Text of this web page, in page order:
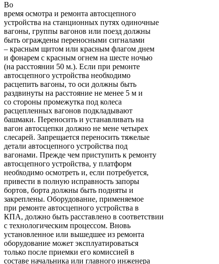
Во
время осмотра и ремонта автосцепного
устройства на станционных путях одиночные
вагоны, группы вагонов или поезд должны
быть ограждены переносными сигналами
– красным щитом или красным флагом днем
и фонарем с красным огнем на шесте ночью
(на расстоянии 50 м.). Если при ремонте
автосцепного устройства необходимо
расцепить вагоны, то оси должны быть
раздвинуты на расстояние не менее 5 м и
со стороны промежутка под колеса
расцепленных вагонов подкладывают
башмаки. Переносить и устанавливать на
вагон автосцепки должно не мене четырех
слесарей. Запрещается переносить тяжелые
детали автосцепного устройства под
вагонами. Прежде чем приступить к ремонту
автосцепного устройства, у платформ
необходимо осмотреть и, если потребуется,
привести в полную исправность запоры
бортов, борта должны быть подняты и
закреплены. Оборудование, применяемое
при ремонте автосцепного устройства в
КПА, должно быть расставлено в соответствии
с технологическим процессом. Вновь
установленное или вышедшее из ремонта
оборудование может эксплуатироваться
только после приемки его комиссией в
составе начальника или главного инженера